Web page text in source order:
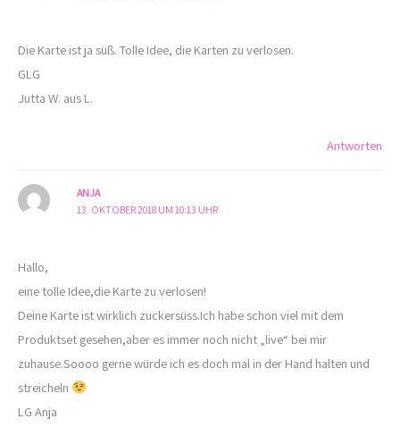
Die Karte ist ja süß. Tolle Idee, die Karten zu verlosen.
GLG
Jutta W. aus L.
Antworten
ANJA
13. OKTOBER 2018 UM 10:13 UHR
Hallo,
eine tolle Idee,die Karte zu verlosen!
Deine Karte ist wirklich zuckersüss.Ich habe schon viel mit dem
Produktset gesehen,aber es immer noch nicht „live“ bei mir
zuhause.Soooo gerne würde ich es doch mal in der Hand halten und
streicheln
LG Anja